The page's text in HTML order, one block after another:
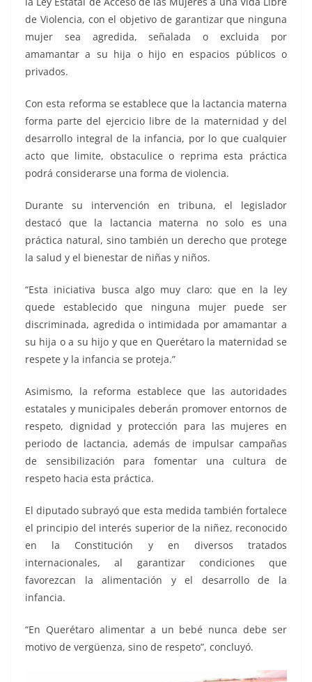
de Violencia, con el objetivo de garantizar que ninguna
mujer sea agredida, señalada o excluida por
amamantar a su hija o hijo en espacios públicos o
privados.
Con esta reforma se establece que la lactancia materna
forma parte del ejercicio libre de la maternidad y del
desarrollo integral de la infancia, por lo que cualquier
acto que limite, obstaculice o reprima esta práctica
podrá considerarse una forma de violencia.
Durante su intervención en tribuna, el legislador
destacó que la lactancia materna no solo es una
práctica natural, sino también un derecho que protege
la salud y el bienestar de niñas y niños.
“Esta iniciativa busca algo muy claro: que en la ley
quede establecido que ninguna mujer puede ser
discriminada, agredida o intimidada por amamantar a
su hija o a su hijo y que en Querétaro la maternidad se
respete y la infancia se proteja.”
Asimismo, la reforma establece que las autoridades
estatales y municipales deberán promover entornos de
respeto, dignidad y protección para las mujeres en
periodo de lactancia, además de impulsar campañas
de sensibilización para fomentar una cultura de
respeto hacia esta práctica.
El diputado subrayó que esta medida también fortalece
el principio del interés superior de la niñez, reconocido
en la Constitución y en diversos tratados
internacionales, al garantizar condiciones que
favorezcan la alimentación y el desarrollo de la
infancia.
“En Querétaro alimentar a un bebé nunca debe ser
motivo de vergüenza, sino de respeto”, concluyó.